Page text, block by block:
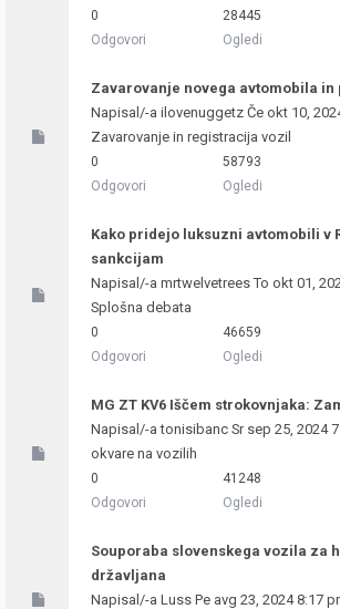
0
Odgovori
28445
Ogledi
Zavarovanje novega avtomobila in
Napisal/-a ilovenuggetz Če okt 10,
Zavarovanje in registracija vozil
0
Odgovori
58793
Ogledi
Kako pridejo luksuzni avtomobili v
sankcijam
Napisal/-a mrtwelvetreesTo okt 01,
Splošna debata
0
Odgovori
46659
Ogledi
MG ZT KV6 Iščem strokovnjaka:
Napisal/-atonisibanc Sr sep 25, 2024
okvare na vozilih
0
Odgovori
41248
Ogledi
Souporaba slovenskega vozila za
državljana
Napisal/-a Luss Pe avg 23, 2024 8:17